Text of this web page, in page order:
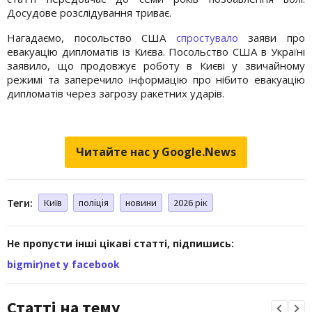
Досудове розслідування триває.
Нагадаємо, посольство США спростувало заяви про
евакуацію дипломатів із Києва. Посольство США в Україні
заявило, що продовжує роботу в Києві у звичайному
режимі та заперечило інформацію про нібито евакуацію
дипломатів через загрозу ракетних ударів.
Читайте нас у Google.News
Теги: Київ поліція новини 2026 рік
Не пропусти інші цікаві статті, підпишись:
bigmir)net у facebook
Статті на тему